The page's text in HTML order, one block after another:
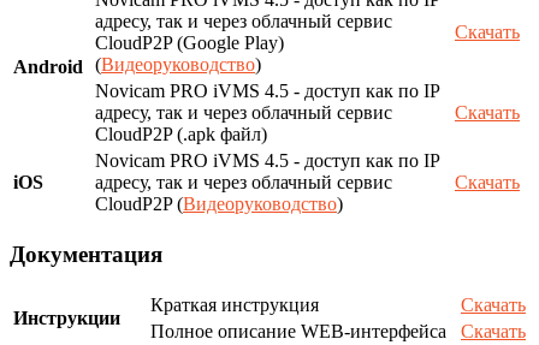
Android
адресу, так и через облачный сервис
CloudP2P (Google Play)
(Видеоруководство)
Скачать
Novicam PRO iVMS 4.5 - доступ как по IP
адресу, так и через облачный сервис
CloudP2P (.apk файл)
Скачать
iOS
Novicam PRO iVMS 4.5 - доступ как по IP
адресу, так и через облачный сервис
CloudP2P (Видеоруководство)
Скачать
Документация
Инструкции
Краткая инструкция
Скачать
Полное описание WEB-интерфейса
Скачать